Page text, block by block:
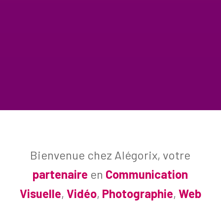
Bienvenue chez Alégorix, votre
partenaire en Communication
Visuelle, Vidéo, Photographie, Web